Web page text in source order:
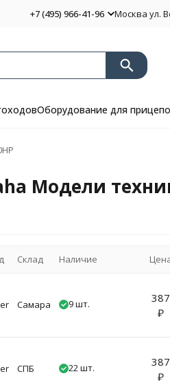
+7 (495) 966-41-96 Москва ул.
Оборудование для
Модели
Склад Наличие
Самара 9 шт.
387
₽
СПБ 22 шт.
387
₽